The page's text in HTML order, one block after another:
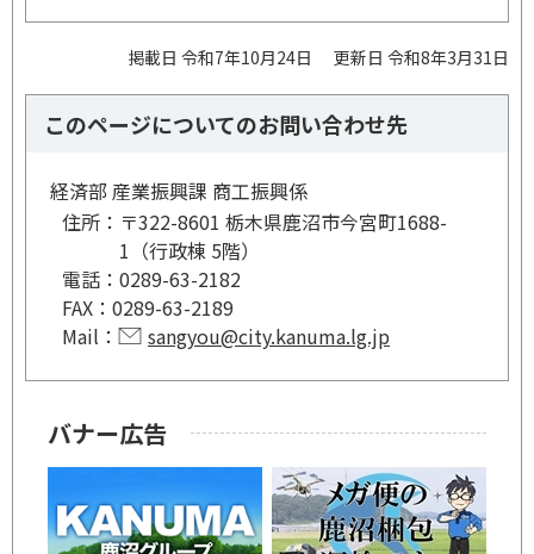
掲載日 令和7年10月24日 更新日 令和8年3月31日
このページについてのお問い合わせ先
経済部 産業振興課 商工振興係
住所： 〒322-8601 栃木県鹿沼市今宮町1688-
1（行政棟 5階）
電話： 0289-63-2182
FAX： 0289-63-2189
Mail：
sangyou@city.kanuma.lg.jp
バナー広告